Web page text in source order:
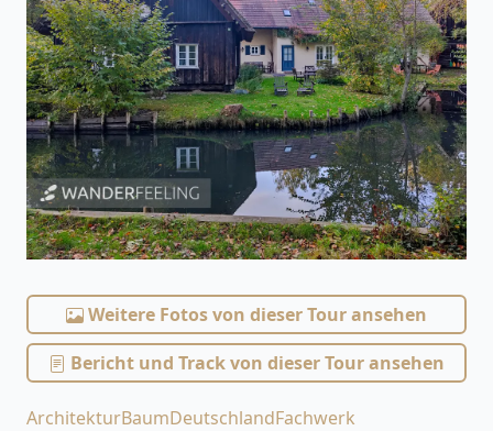
Weitere Fotos von dieser Tour ansehen
Bericht und Track von dieser Tour ansehen
ArchitekturBaumDeutschlandFachwerk